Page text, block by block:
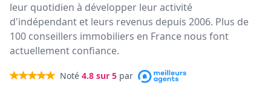
leur quotidien à développer leur activité
d'indépendant et leurs revenus depuis 2006. Plus de
100 conseillers immobiliers en France nous font
actuellement confiance.
Noté 4.8 sur 5 par